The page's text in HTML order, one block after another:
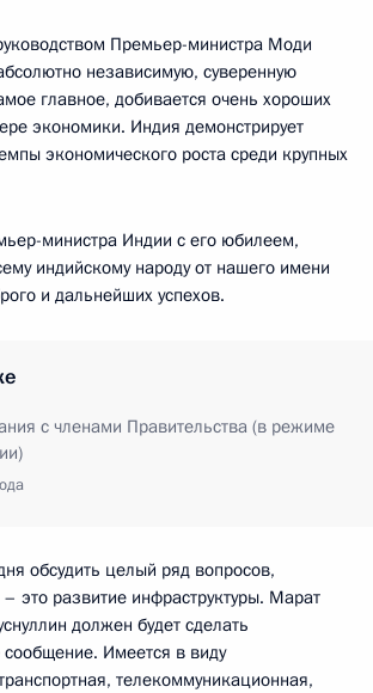
Премьер-министра Моди
независимую, суверенную
главное, добивается очень хороших
экономики. Индия демонстрирует
экономического роста среди крупных
министра Индии с его юбилеем,
индийскому народу от нашего имени
и дальнейших успехов.
с членами Правительства (в режиме
обсудить целый ряд вопросов,
это развитие инфраструктуры. Марат
должен будет сделать
сообщение. Имеется в виду
телекоммуникационная,